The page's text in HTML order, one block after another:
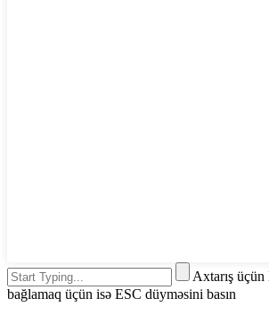
Axtarış
bağlamaq üçün isə ESC düyməsini basın